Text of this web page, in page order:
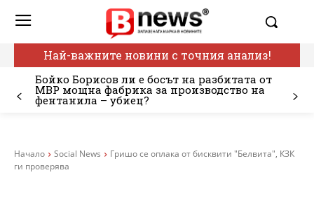
Най-важните новини с точния анализ!
Бойко Борисов ли е босът на разбитата от
МВР мощна фабрика за производство на
фентанила – убиец?
Начало Social News
Гришо се оплака от бисквити "Белвита", КЗК
ги проверява